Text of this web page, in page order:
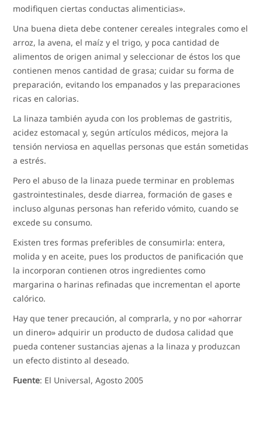
modifiquen ciertas conductas alimenticias».
Una buena dieta debe contener cereales integrales como el
arroz, la avena, el maíz y el trigo, y poca cantidad de
alimentos de origen animal y seleccionar de éstos los que
contienen menos cantidad de grasa; cuidar su forma de
preparación, evitando los empanados y las preparaciones
ricas en calorias.
La linaza también ayuda con los problemas de gastritis,
acidez estomacal y, según artículos médicos, mejora la
tensión nerviosa en aquellas personas que están sometidas
a estrés.
Pero el abuso de la linaza puede terminar en problemas
gastrointestinales, desde diarrea, formación de gases e
incluso algunas personas han referido vómito, cuando se
excede su consumo.
Existen tres formas preferibles de consumirla: entera,
molida y en aceite, pues los productos de panificación que
la incorporan contienen otros ingredientes como
margarina o harinas refinadas que incrementan el aporte
calórico.
Hay que tener precaución, al comprarla, y no por «ahorrar
un dinero» adquirir un producto de dudosa calidad que
pueda contener sustancias ajenas a la linaza y produzcan
un efecto distinto al deseado.
Fuente: El Universal, Agosto 2005